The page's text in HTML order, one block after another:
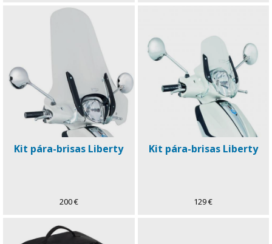
Kit pára-brisas Liberty
200 €
Kit pára-brisas Liberty
129 €